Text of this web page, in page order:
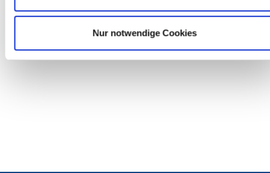
Nur notwendige Cookies